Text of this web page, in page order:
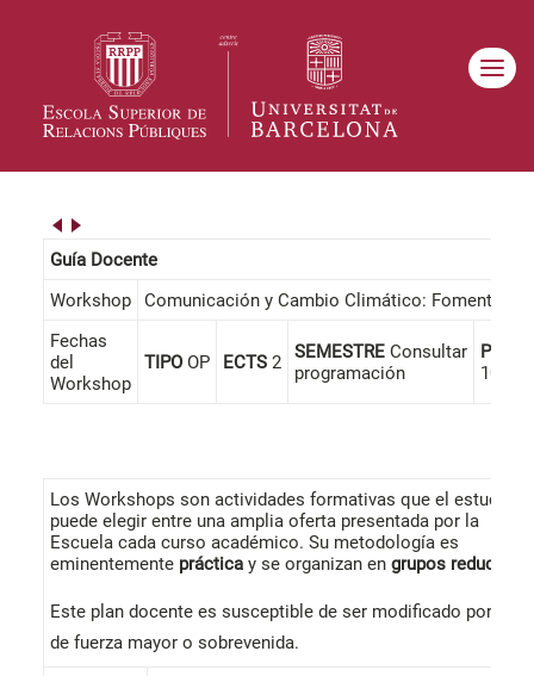
Guía Docente
Workshop
Comunicación y Cambio Climático: Fomento de
Fechas
del
Workshop
TIPO OP ECTS 2 SEMESTRE Consultar
programación
100%
Los Workshops son actividades formativas que el
puede elegir entre una amplia oferta presentada por la
Escuela cada curso académico. Su metodología es
eminentemente práctica y se organizan en grupos reducidos
Este plan docente es susceptible de ser modificado por
de fuerza mayor o sobrevenida.